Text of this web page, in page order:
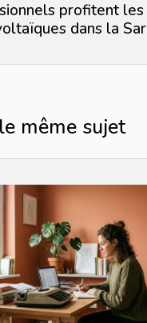
profitent les
dans la
même sujet